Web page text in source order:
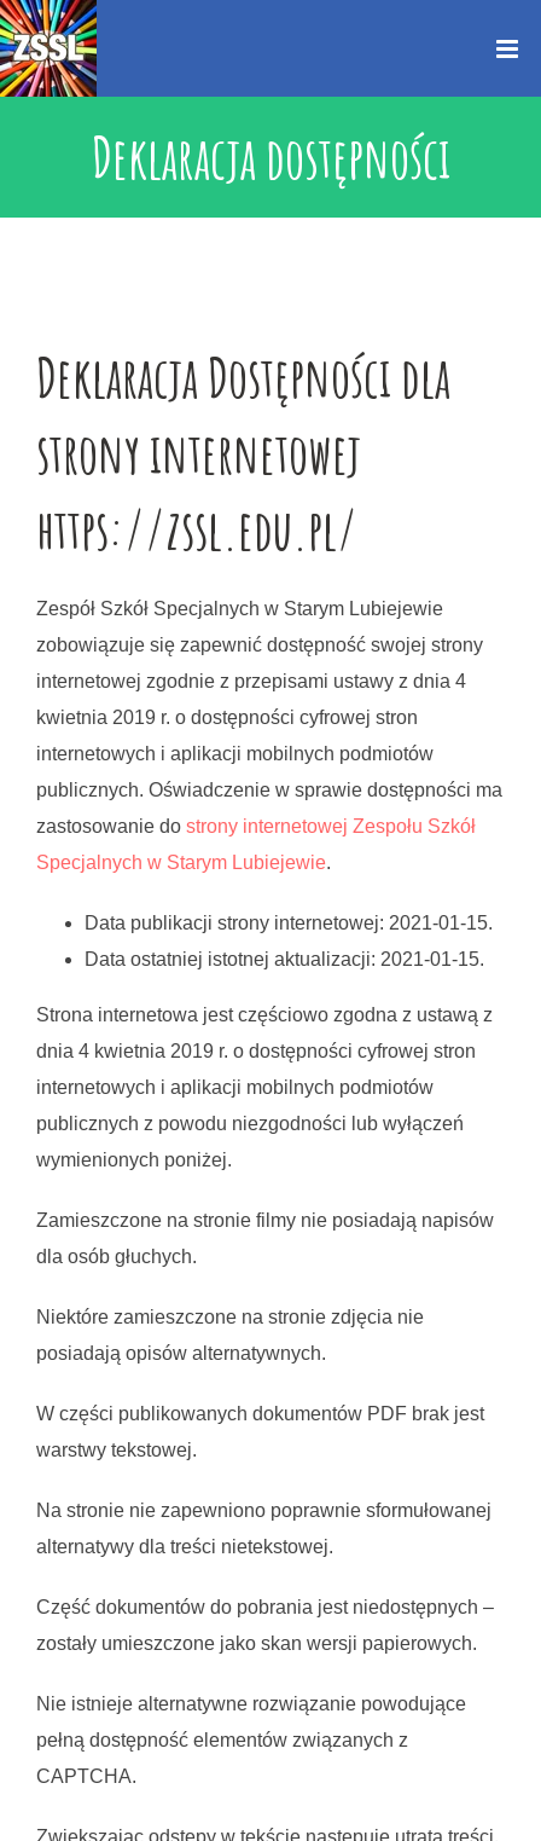
treści
Przejdź
do
zawartości
Deklaracja dostępności
Deklaracja Dostępności dla
strony internetowej
https://zssl.edu.pl/
Zespół Szkół Specjalnych w Starym Lubiejewie
zobowiązuje się zapewnić dostępność swojej strony
internetowej zgodnie z przepisami ustawy z dnia 4
kwietnia 2019 r. o dostępności cyfrowej stron
internetowych i aplikacji mobilnych podmiotów
publicznych. Oświadczenie w sprawie dostępności ma
zastosowanie do strony internetowej Zespołu Szkół
Specjalnych w Starym Lubiejewie.
Data publikacji strony internetowej: 2021-01-15.
Data ostatniej istotnej aktualizacji: 2021-01-15.
Strona internetowa jest częściowo zgodna z ustawą z
dnia 4 kwietnia 2019 r. o dostępności cyfrowej stron
internetowych i aplikacji mobilnych podmiotów
publicznych z powodu niezgodności lub wyłączeń
wymienionych poniżej.
Zamieszczone na stronie filmy nie posiadają napisów
dla osób głuchych.
Niektóre zamieszczone na stronie zdjęcia nie
posiadają opisów alternatywnych.
W części publikowanych dokumentów PDF brak jest
warstwy tekstowej.
Na stronie nie zapewniono poprawnie sformułowanej
alternatywy dla treści nietekstowej.
Część dokumentów do pobrania jest niedostępnych –
zostały umieszczone jako skan wersji papierowych.
Nie istnieje alternatywne rozwiązanie powodujące
pełną dostępność elementów związanych z
CAPTCHA.
Zwiększając odstępy w tekście następuje utrata treści.